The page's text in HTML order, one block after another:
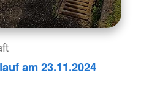
am 23.11.2024